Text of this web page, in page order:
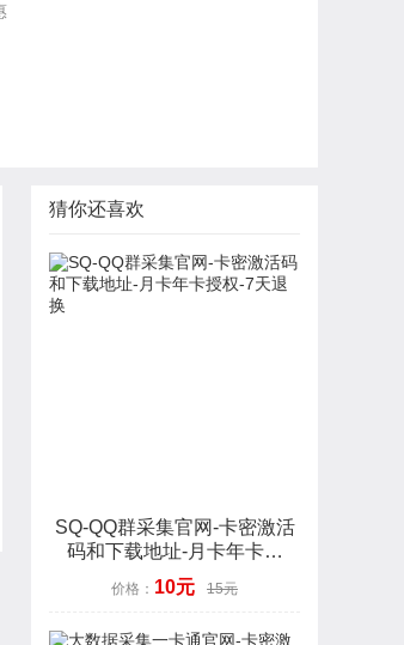
猜你还喜欢
SQ-QQ群采集官网-卡密激活
码和下载地址-月卡年卡授
权-7天退换
价格： 10元 15元